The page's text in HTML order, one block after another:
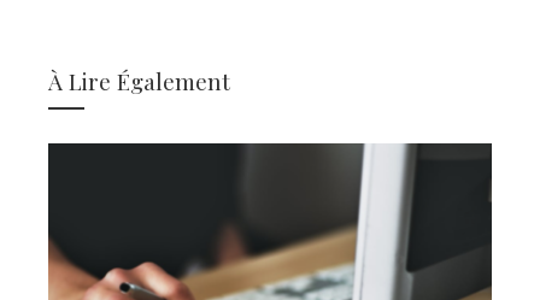
À Lire Également